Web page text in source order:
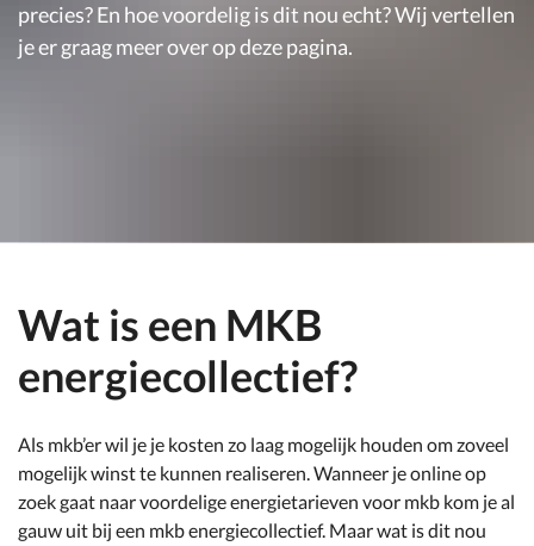
precies? En hoe voordelig is dit nou echt? Wij vertellen
je er graag meer over op deze pagina.
Wat is een MKB
energiecollectief?
Als mkb’er wil je je kosten zo laag mogelijk houden om zoveel
mogelijk winst te kunnen realiseren. Wanneer je online op
zoek gaat naar voordelige energietarieven voor mkb kom je al
gauw uit bij een mkb energiecollectief. Maar wat is dit nou